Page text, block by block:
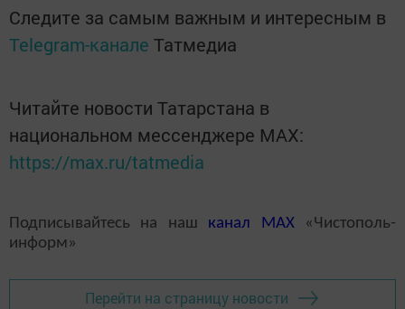
Следите за самым важным и интересным в
Telegram-канале Татмедиа
Читайте новости Татарстана в
национальном мессенджере MАХ:
https://max.ru/tatmedia
Подписывайтесь на наш канал MAX«Чистополь-
информ»
Перейти на страницу новости